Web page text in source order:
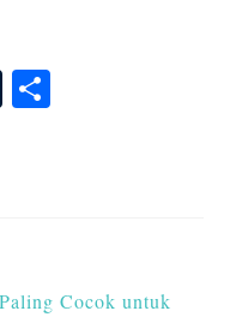
T
u
Cocok untuk